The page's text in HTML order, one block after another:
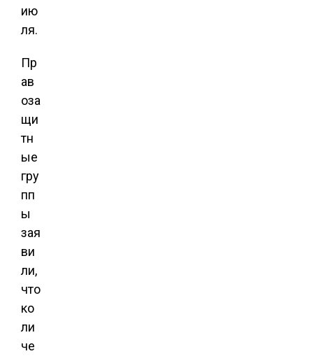
ию
ля.
Пр
ав
оза
щи
тн
ые
гру
пп
ы
зая
ви
ли,
что
ко
ли
че